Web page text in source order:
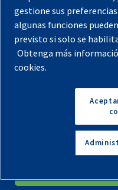
compresores de aire,
conceptos básicospara
Apoyo
compresores de aire a
concesionarios
Nuestros canales de
distribución en todo el
expandiéndose a nivel
gestione sus
algunas funciones
previsto si solo se
Obtenga más
cookies.